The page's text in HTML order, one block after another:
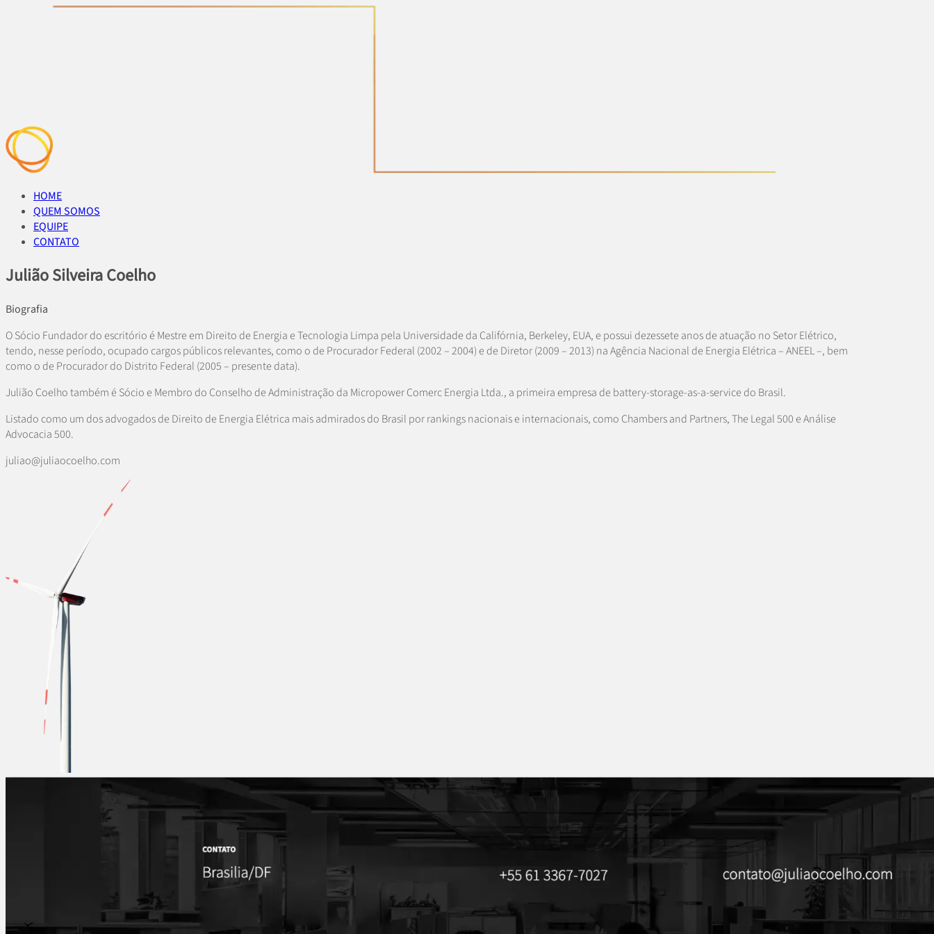
HOME
QUEM SOMOS
EQUIPE
CONTATO
Julião Silveira Coelho
Biografia
O Sócio Fundador do escritório é Mestre em Direito de Energia e Tecnologia Limpa pela Universidade da Califórnia, Berkeley, EUA, e possui dezessete anos de atuação no Setor Elétrico,
tendo, nesse período, ocupado cargos públicos relevantes, como o de Procurador Federal (2002 – 2004) e de Diretor (2009 – 2013) na Agência Nacional de Energia Elétrica – ANEEL –, bem
como o de Procurador do Distrito Federal (2005 – presente data).
Julião Coelho também é Sócio e Membro do Conselho de Administração da Micropower Comerc Energia Ltda., a primeira empresa de battery-storage-as-a-service do Brasil.
Listado como um dos advogados de Direito de Energia Elétrica mais admirados do Brasil por rankings nacionais e internacionais, como Chambers and Partners, The Legal 500 e Análise
Advocacia 500.
juliao@juliaocoelho.com